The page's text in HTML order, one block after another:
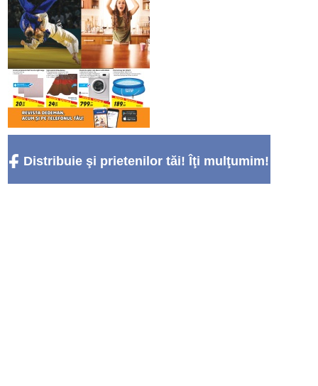
Distribuie şi prietenilor tăi! Îţi mulţumim!